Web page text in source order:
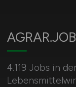
4.119 Jobs in